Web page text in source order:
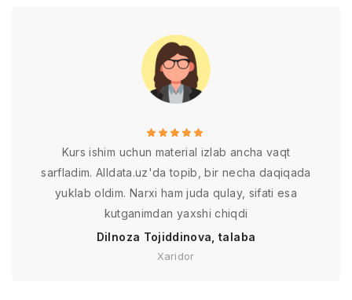
Kurs ishim uchun material izlab ancha vaqt
sarfladim. Alldata.uz'da topib, bir necha daqiqada
yuklab oldim. Narxi ham juda qulay, sifati esa
kutganimdan yaxshi chiqdi
Dilnoza Tojiddinova, talaba
Xaridor